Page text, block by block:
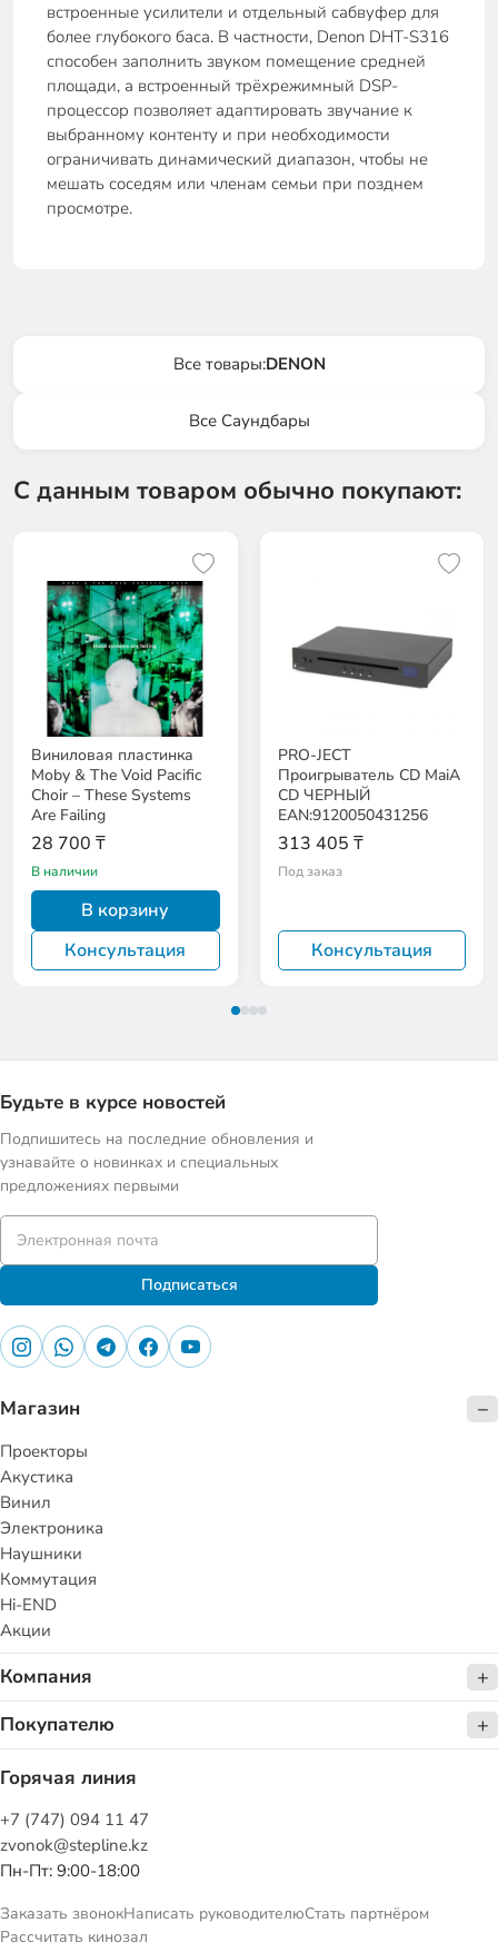
встроенные усилители и отдельный сабвуфер для
более глубокого баса. В частности, Denon DHT-S316
способен заполнить звуком помещение средней
площади, а встроенный трёхрежимный DSP-
процессор позволяет адаптировать звучание к
выбранному контенту и при необходимости
ограничивать динамический диапазон, чтобы не
мешать соседям или членам семьи при позднем
просмотре.
Все товары:DENON
Все Саундбары
С данным товаром обычно покупают:
Виниловая пластинка
Moby & The Void Pacific
Choir – These Systems
Are Failing
28 700 ₸
В наличии
В корзину
Консультация
PRO-JECT
Проигрыватель CD MaiA
CD ЧЕРНЫЙ
EAN:9120050431256
313 405 ₸
Под заказ
Консультация
Будьте в курсе новостей
Подпишитесь на последние обновления и
узнавайте о новинках и специальных
предложениях первыми
Подписаться
Магазин
Проекторы
Акустика
Винил
Электроника
Наушники
Коммутация
Hi-END
Акции
Компания
Покупателю
Горячая линия
+7 (747) 094 11 47
zvonok@stepline.kz
Пн-Пт: 9:00-18:00
Заказать звонокНаписать руководителюСтать партнёром
Рассчитать кинозал